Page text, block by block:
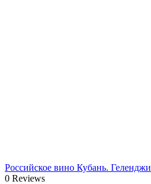
Российское вино Кубань.
0 Reviews